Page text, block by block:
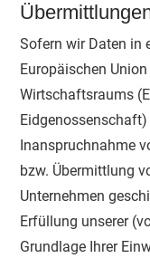
Sofern wir Daten in
Europäischen
Wirtschaftsraums
Inanspruchnahme
bzw. Übermittlung
Unternehmen
Erfüllung unserer
Grundlage Ihrer